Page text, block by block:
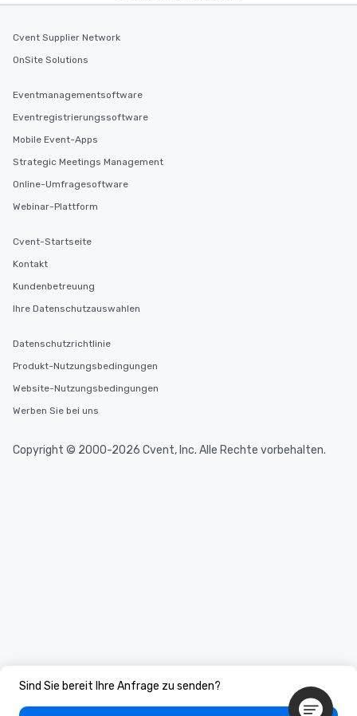
Sind Sie bereit Ihre Anfrage zu senden?
Cvent Supplier Network
OnSite Solutions
Eventmanagementsoftware
Eventregistrierungssoftware
Mobile Event-Apps
Strategic Meetings Management
Online-Umfragesoftware
Webinar-Plattform
Cvent-Startseite
Kontakt
Kundenbetreuung
Ihre Datenschutzauswahlen
Datenschutzrichtlinie
Produkt-Nutzungsbedingungen
Website-Nutzungsbedingungen
Werben Sie bei uns
Copyright © 2000-2026 Cvent, Inc. Alle Rechte vorbehalten.